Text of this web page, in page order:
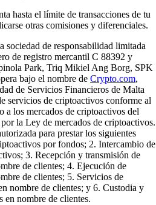
hasta el límite de transacciones de tu
otras comisiones y diferenciales.
de responsabilidad limitada
de registro mercantil C 88392 y
Park, Triq Mikiel Ang Borg, SPK
bajo el nombre de Crypto.com,
de Servicios Financieros de Malta
servicios de criptoactivos conforme al
a los mercados de criptoactivos del
la Ley de mercados de criptoactivos.
para prestar los siguientes
por fondos; 2. Intercambio de
3. Recepción y transmisión de
de clientes; 4. Ejecución de
de clientes; 5. Servicios de
nombre de clientes; y 6. Custodia y
en nombre de clientes.